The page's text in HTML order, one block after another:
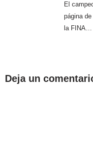
El
página de
la FINA…
Deja un